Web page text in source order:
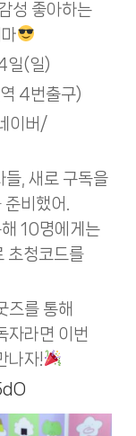
성 좋아하는
일(일)
4번출구)
이버/
들, 새로 구독을
준비했어.
10명에게는
초청코드를
즈를 통해
자라면 이번
나자!